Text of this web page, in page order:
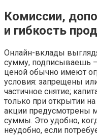
Комиссии,
и гибкость
Онлайн-вклады
сумму, подписываешь
ценой обычно имеют
условия: запрещены
частичное снятие;
только при открытии
акции предусмотрены
суммы. Это удобно,
неудобно, если